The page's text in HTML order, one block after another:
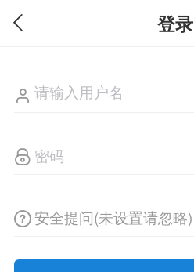
登录
安全提问(未设置请忽略)